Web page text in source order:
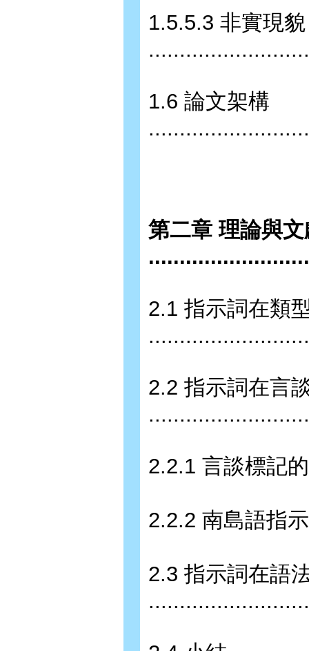
1.5.5.3 非實現貌
1.6 論文架構
第二章 理論與
2.1 指示詞在類
2.2 指示詞在言
2.2.1 言談標記
2.2.2 南島語指
2.3 指示詞在語